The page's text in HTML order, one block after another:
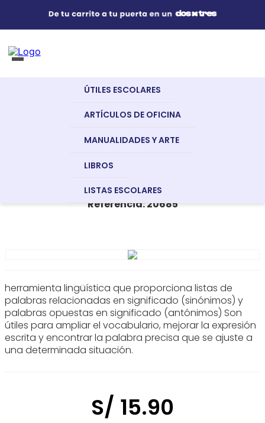
Útiles Escolares
Artículos de Oficina
Manualidades y Arte
ÚTILES ESCOLARES
ARTÍCULOS DE OFICINA
MANUALIDADES Y ARTE
LIBROS
LISTAS ESCOLARES
Diccionarios
Diccionario Sinónimos Y
DICCIONARIO SINÓNIMOS Y
ANTÓNIMOS
UNIMUNDO
Referencia:20685
herramienta lingüística que proporciona listas de
palabras relacionadas en significado (sinónimos) y
palabras opuestas en significado (antónimos) Son
útiles para ampliar el vocabulario, mejorar la expresión
escrita y encontrar la palabra precisa que se ajuste a
una determinada situación.
S/ 15.90